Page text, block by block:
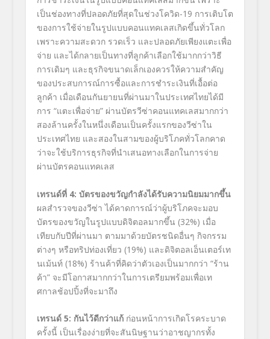
เป็นช่องทางที่ปลอดภัยที่สุดในช่วงโควิด-19 การเติบโต
ของการใช้จ่ายในรูปแบบคอนแทคเลสเกิดขึ้นทั่วโลก
เพราะความสะดวก รวดเร็ว และปลอดภัยเพียงแตะเพื่อ
จ่าย และได้กลายเป็นทางที่ลูกค้าเลือกใช้มากกว่าวิธี
การเดิมๆ และธุรกิจขนาดเล็กเองควรให้ความสำคัญ
ของประสบการณ์การซื้อและการชำระเงินที่เอื้อต่อ
ลูกค้า เมื่อเดือนกันยายนที่ผ่านมาในประเทศไทยได้มี
การ “แตะเพื่อจ่าย” ผ่านบัตรวีซ่าคอนแทคเลสมากกว่า
สองล้านครั้งในหนึ่งเดือนเป็นครั้งแรกของวีซ่าใน
ประเทศไทย และสองในสามของผู้บริโภคทั่วโลกคาด
ว่าจะใช้บริการธุรกิจที่นำเสนอทางเลือกในการจ่าย
ผ่านบัตรคอนแทคเลส
เทรนด์ที่ 4: บัตรของขวัญกำลังได้รับความนิยมมากขึ้น
ผลสำรวจของวีซ่า ได้คาดการณ์ว่าผู้บริโภคจะมอบ
บัตรของขวัญในรูปแบบดิจิตอลมากขึ้น (32%) เมื่อ
เทียบกับปีที่ผ่านมา ตามมาด้วยบัตรชนิดอื่นๆ กิจกรรม
ต่างๆ หรือทริปท่องเที่ยว (19%) และดิจิตอลเอ็นเตอร์เท
นเม้นท์ (18%) ร้านค้าที่คิดว่าตัวเองเป็นมากกว่า “ร้าน
ค้า” จะมีโอกาสมากกว่าในการเตรียมพร้อมเพื่อเท
ศกาลช้อปปิ้งที่จะมาถึง
เทรนด์ 5: กันไว้ดีกว่าแก้ ก่อนหน้าการเกิดโรคระบาด
ครั้งนี้ เป็นเรื่องง่ายที่จะสันนิษฐานว่าอาชญากรทั้ง